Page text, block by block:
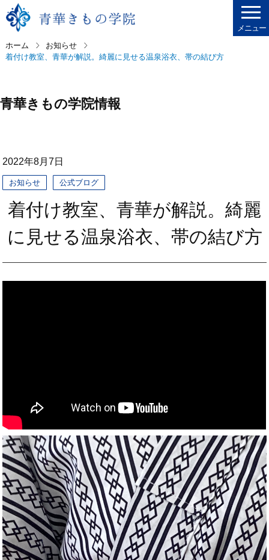
メニュー
ホーム
お知らせ
着付け教室、青華が解説。綺麗に見せる温泉浴衣、帯の結び方
青華きもの学院情報
お知らせ 公式ブログ
2022年8月7日
着付け教室、青華が解説。綺麗
に見せる温泉浴衣、帯の結び方